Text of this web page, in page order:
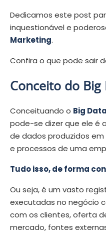
Dedicamos este post
inquestionável e
Marketing.
Confira o que pode sair
Conceito do Big
Conceituando o Big Data
pode-se dizer que ele é
de dados produzidos
e processos de uma
Tudo isso, de forma
Ou seja, é um vasto
executadas no negócio
com os clientes, oferta
mercado, fontes